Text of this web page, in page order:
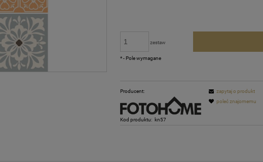
zestaw
*- Pole wymagane
Producent:
Kod produktu: kn57
zapytaj o produkt
poleć znajomemu